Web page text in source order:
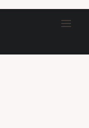
av äggsallad